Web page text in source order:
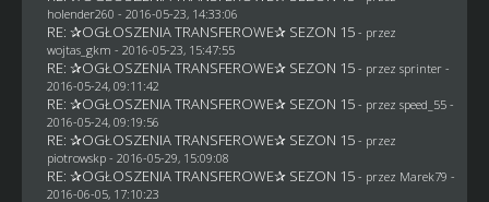
holender260 - 2016-05-23, 14:33:06
RE: ✰OGŁOSZENIA TRANSFEROWE✰ SEZON 15 - przez
wojtas_gkm - 2016-05-23, 15:47:55
RE: ✰OGŁOSZENIA TRANSFEROWE✰ SEZON 15 - przez sprinter -
2016-05-24, 09:11:42
RE: ✰OGŁOSZENIA TRANSFEROWE✰ SEZON 15 - przez speed_55 -
2016-05-24, 09:19:56
RE: ✰OGŁOSZENIA TRANSFEROWE✰ SEZON 15 - przez
piotrowskp- 2016-05-29, 15:09:08
RE: ✰OGŁOSZENIA TRANSFEROWE✰ SEZON 15 - przez Marek79 -
2016-06-05, 17:10:23